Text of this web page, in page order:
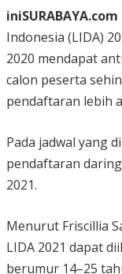
iniSURABAYA.com
Indonesia (LIDA)
2020 mendapat
calon peserta
pendaftaran lebih
Pada jadwal yang
pendaftaran
2021.
Menurut Friscillia
LIDA 2021 dapat
berumur 14–25